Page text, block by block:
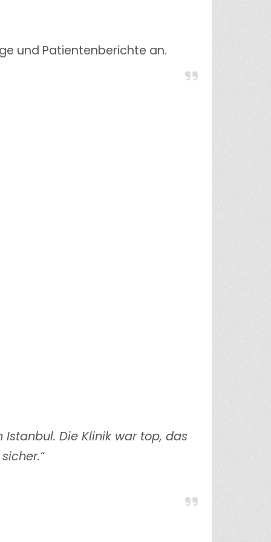
und Patientenberichte an.
Die Klinik war top, das